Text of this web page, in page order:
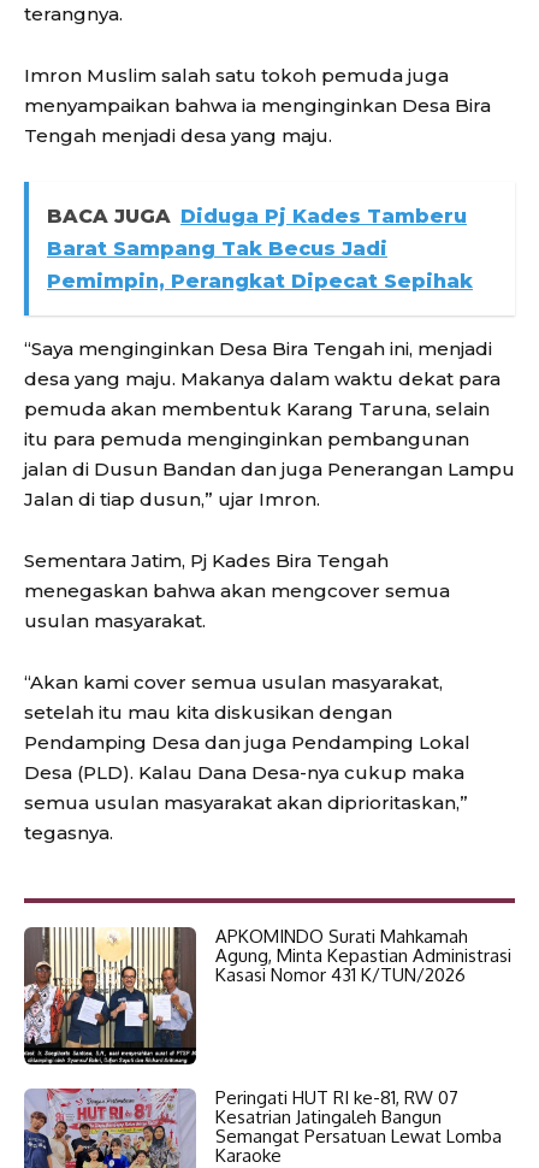
terangnya.
Imron Muslim salah satu tokoh pemuda juga
menyampaikan bahwa ia menginginkan Desa Bira
Tengah menjadi desa yang maju.
BACA JUGA Diduga Pj Kades Tamberu
Barat Sampang Tak Becus Jadi
Pemimpin, Perangkat Dipecat Sepihak
“Saya menginginkan Desa Bira Tengah ini, menjadi
desa yang maju. Makanya dalam waktu dekat para
pemuda akan membentuk Karang Taruna, selain
itu para pemuda menginginkan pembangunan
jalan di Dusun Bandan dan juga Penerangan Lampu
Jalan di tiap dusun,” ujar Imron.
Sementara Jatim, Pj Kades Bira Tengah
menegaskan bahwa akan mengcover semua
usulan masyarakat.
“Akan kami cover semua usulan masyarakat,
setelah itu mau kita diskusikan dengan
Pendamping Desa dan juga Pendamping Lokal
Desa (PLD). Kalau Dana Desa-nya cukup maka
semua usulan masyarakat akan diprioritaskan,”
tegasnya.
APKOMINDO Surati Mahkamah
Agung, Minta Kepastian Administrasi
Kasasi Nomor 431 K/TUN/2026
Peringati HUT RI ke-81, RW 07
Kesatrian Jatingaleh Bangun
Semangat Persatuan Lewat Lomba
Karaoke